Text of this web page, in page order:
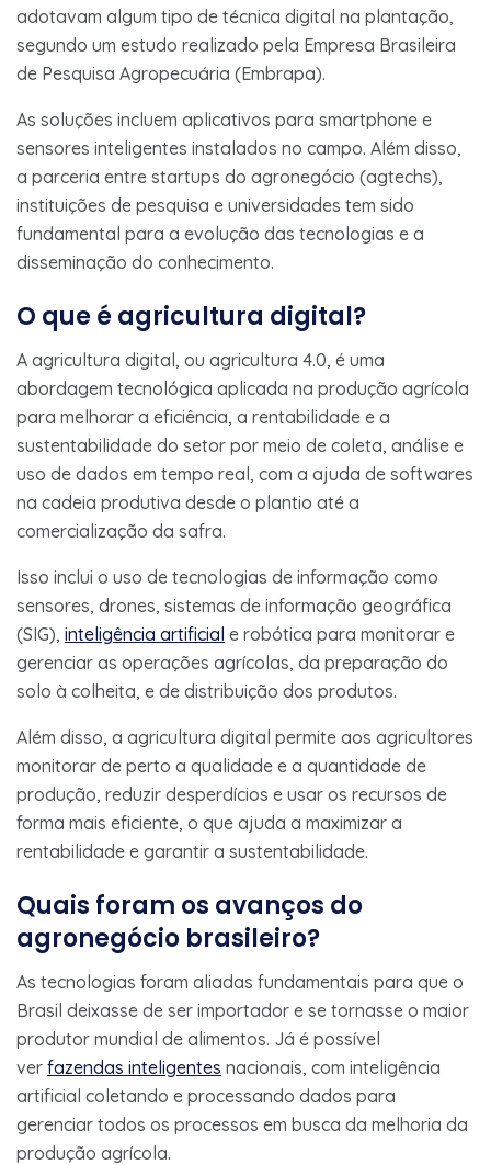
adotavam algum tipo de técnica digital na plantação,
segundo um estudo realizado pela Empresa Brasileira
de Pesquisa Agropecuária (Embrapa).
As soluções incluem aplicativos para smartphone e
sensores inteligentes instalados no campo. Além disso,
a parceria entre startups do agronegócio (agtechs),
instituições de pesquisa e universidades tem sido
fundamental para a evolução das tecnologias e a
disseminação do conhecimento.
O que é agricultura digital?
A agricultura digital, ou agricultura 4.0, é uma
abordagem tecnológica aplicada na produção agrícola
para melhorar a eficiência, a rentabilidade e a
sustentabilidade do setor por meio de coleta, análise e
uso de dados em tempo real, com a ajuda de softwares
na cadeia produtiva desde o plantio até a
comercialização da safra.
Isso inclui o uso de tecnologias de informação como
sensores, drones, sistemas de informação geográfica
(SIG), inteligência artificial e robótica para monitorar e
gerenciar as operações agrícolas, da preparação do
solo à colheita, e de distribuição dos produtos.
Além disso, a agricultura digital permite aos agricultores
monitorar de perto a qualidade e a quantidade de
produção, reduzir desperdícios e usar os recursos de
forma mais eficiente, o que ajuda a maximizar a
rentabilidade e garantir a sustentabilidade.
Quais foram os avanços do
agronegócio brasileiro?
As tecnologias foram aliadas fundamentais para que o
Brasil deixasse de ser importador e se tornasse o maior
produtor mundial de alimentos. Já é possível
ver fazendas inteligentes nacionais, com inteligência
artificial coletando e processando dados para
gerenciar todos os processos em busca da melhoria da
produção agrícola.